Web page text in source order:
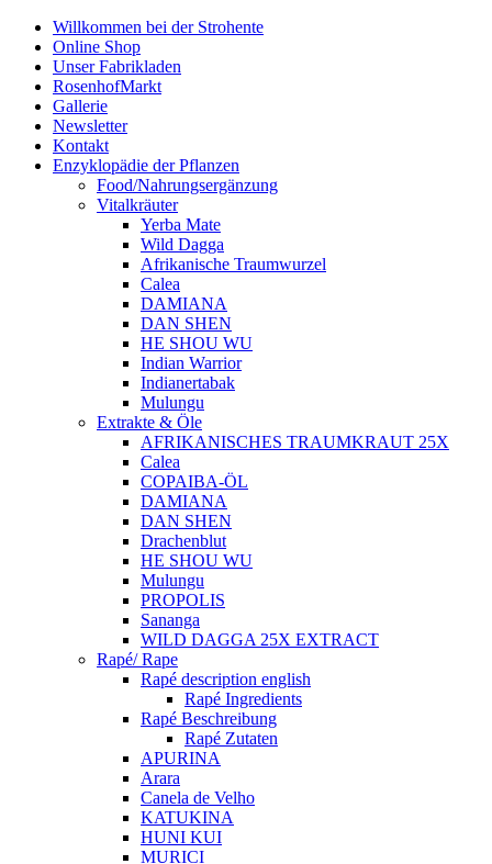
Willkommen bei der Strohente
Online Shop
Unser Fabrikladen
RosenhofMarkt
Gallerie
Newsletter
Kontakt
Enzyklopädie der Pflanzen
Food/Nahrungsergänzung
Vitalkräuter
Yerba Mate
Wild Dagga
Afrikanische Traumwurzel
Calea
DAMIANA
DAN SHEN
HE SHOU WU
Indian Warrior
Indianertabak
Mulungu
Extrakte & Öle
AFRIKANISCHES TRAUMKRAUT 25X
Calea
COPAIBA-ÖL
DAMIANA
DAN SHEN
Drachenblut
HE SHOU WU
Mulungu
PROPOLIS
Sananga
WILD DAGGA 25X EXTRACT
Rapé/ Rape
Rapé description english
Rapé Ingredients
Rapé Beschreibung
Rapé Zutaten
APURINA
Arara
Canela de Velho
KATUKINA
HUNI KUI
MURICI